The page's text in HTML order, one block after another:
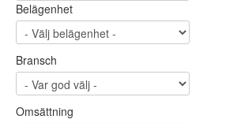
Belägenhet
Bransch
Omsättning